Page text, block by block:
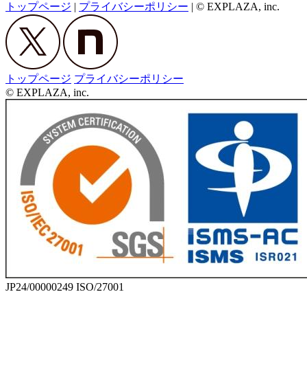
トップページ プライバシーポリシー © EXPLAZA, inc.
トップページ プライバシーポリシー
© EXPLAZA, inc.
JP24/00000249 ISO/27001